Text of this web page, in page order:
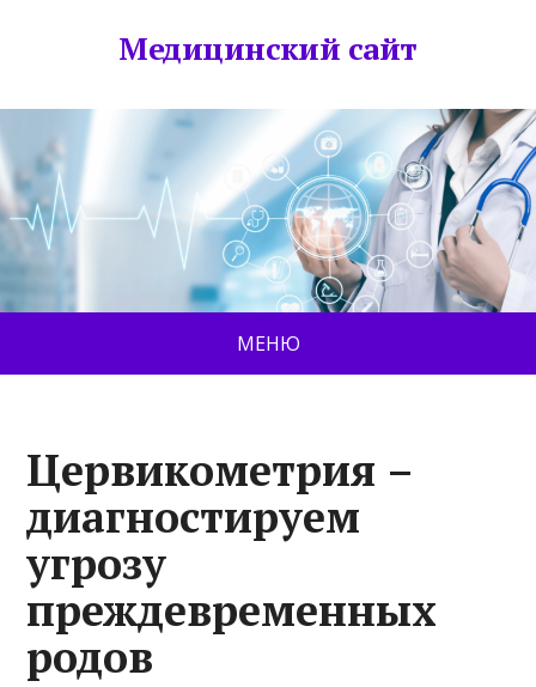
Медицинский сайт
МЕНЮ
Цервикометрия –
диагностируем
угрозу
преждевременных
родов